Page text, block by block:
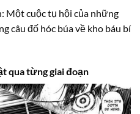
Một cuộc tụ hội của những
câu đố hóc búa về kho báu bí
qua từng giai đoạn